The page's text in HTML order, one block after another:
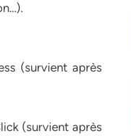
(survient après
(survient après